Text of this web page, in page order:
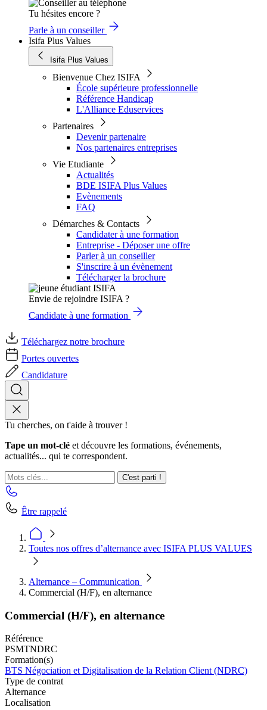
Tu hésites encore ?
Parle à un conseiller
Isifa Plus Values
Isifa Plus Values
Bienvenue Chez ISIFA
École supérieure professionnelle
Référence Handicap
L'Alliance Eduservices
Partenaires
Devenir partenaire
Nos partenaires entreprises
Vie Etudiante
Actualités
BDE ISIFA Plus Values
Evènements
FAQ
Démarches & Contacts
Candidater à une formation
Entreprise - Déposer une offre
Parler à un conseiller
S'inscrire à un évènement
Télécharger la brochure
Envie de rejoindre ISIFA ?
Candidate à une formation
Téléchargez notre brochure
Portes ouvertes
Candidature
Tu cherches, on t'aide à trouver !
Tape un mot-clé et découvre les formations, événements,
actualités... qui te correspondent.
C'est parti !
Être rappelé
Toutes nos offres d’alternance avec ISIFA PLUS VALUES
Alternance – Communication
Commercial (H/F), en alternance
Commercial (H/F), en alternance
Référence
PSMTNDRC
Formation(s)
BTS Négociation et Digitalisation de la Relation Client (NDRC)
Type de contrat
Alternance
Localisation